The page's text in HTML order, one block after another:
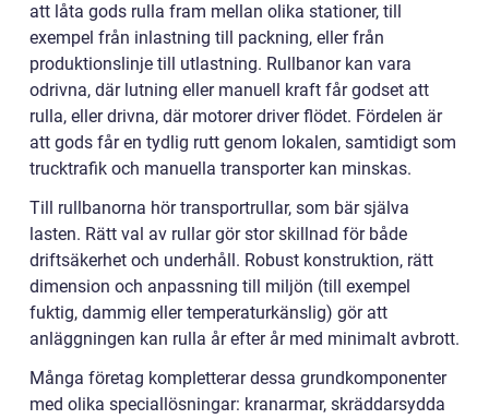
att låta gods rulla fram mellan olika stationer, till
exempel från inlastning till packning, eller från
produktionslinje till utlastning. Rullbanor kan vara
odrivna, där lutning eller manuell kraft får godset att
rulla, eller drivna, där motorer driver flödet. Fördelen är
att gods får en tydlig rutt genom lokalen, samtidigt som
trucktrafik och manuella transporter kan minskas.
Till rullbanorna hör transportrullar, som bär själva
lasten. Rätt val av rullar gör stor skillnad för både
driftsäkerhet och underhåll. Robust konstruktion, rätt
dimension och anpassning till miljön (till exempel
fuktig, dammig eller temperaturkänslig) gör att
anläggningen kan rulla år efter år med minimalt avbrott.
Många företag kompletterar dessa grundkomponenter
med olika speciallösningar: kranarmar, skräddarsydda